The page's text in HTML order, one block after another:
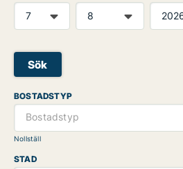
Sök
BOSTADSTYP
Bostadstyp
Nollställ
STAD